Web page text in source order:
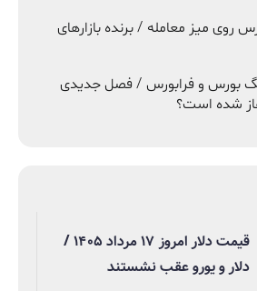
میز معامله / برنده بازارهای
و فرابورس / فصل جدیدی
است؟
قیمت دلار امروز ۱۷ مرداد ۱۴۰۵ /
و یورو عقب نشستند